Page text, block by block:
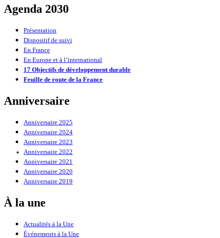
Agenda 2030
Présentation
Dispositif de suivi
En France
En Europe et à l’international
17 Objectifs de développement durable
Feuille de route de la France
Anniversaire
Anniversaire 2025
Anniversaire 2024
Anniversaire 2023
Anniversaire 2022
Anniversaire 2021
Anniversaire 2020
Anniversaire 2019
À la une
Actualités à la Une
Événements à la Une